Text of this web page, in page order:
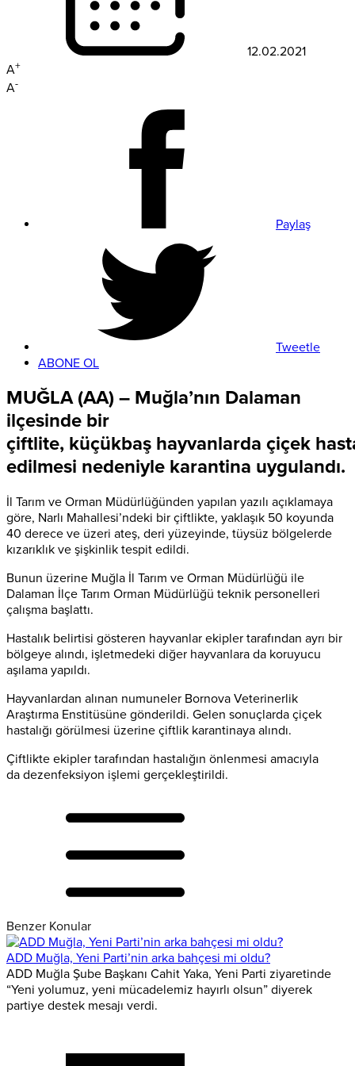
12.02.2021
A+
A-
Paylaş
Tweetle
ABONE OL
MUĞLA (AA) – Muğla’nın Dalaman
ilçesinde bir
çiftlite, küçükbaş hayvanlarda çiçek
edilmesi nedeniyle karantina uygulandı.
İl Tarım ve Orman Müdürlüğünden yapılan yazılı açıklamaya
göre, Narlı Mahallesi’ndeki bir çiftlikte, yaklaşık 50 koyunda
40 derece ve üzeri ateş, deri yüzeyinde, tüysüz bölgelerde
kızarıklık ve şişkinlik tespit edildi.
Bunun üzerine Muğla İl Tarım ve Orman Müdürlüğü ile
Dalaman İlçe Tarım Orman Müdürlüğü teknik personelleri
çalışma başlattı.
Hastalık belirtisi gösteren hayvanlar ekipler tarafından ayrı bir
bölgeye alındı, işletmedeki diğer hayvanlara da koruyucu
aşılama yapıldı.
Hayvanlardan alınan numuneler Bornova Veterinerlik
Araştırma Enstitüsüne gönderildi. Gelen sonuçlarda çiçek
hastalığı görülmesi üzerine çiftlik karantinaya alındı.
Çiftlikte ekipler tarafından hastalığın önlenmesi amacıyla
da dezenfeksiyon işlemi gerçekleştirildi.
Benzer Konular
ADD Muğla, Yeni Parti’nin arka bahçesi mi oldu?
ADD Muğla Şube Başkanı Cahit Yaka, Yeni Parti ziyaretinde
“Yeni yolumuz, yeni mücadelemiz hayırlı olsun” diyerek
partiye destek mesajı verdi.